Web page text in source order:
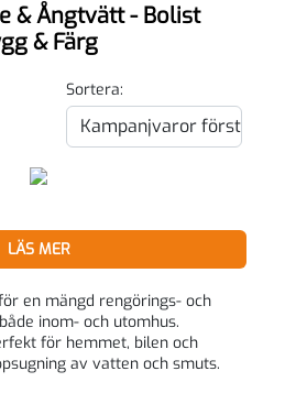
& Ångtvätt - Bolist
& Färg
Sortera:
LÄS MER
en mängd rengörings- och
inom- och utomhus.
för hemmet, bilen och
av vatten och smuts.